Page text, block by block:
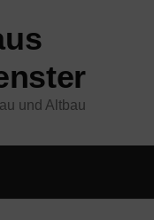
und Altbau